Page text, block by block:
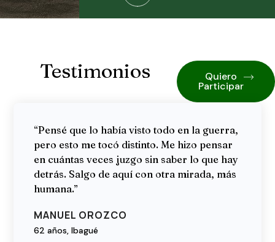
Testimonios Quiero
Participar
“Pensé que lo había visto todo en la guerra,
pero esto me tocó distinto. Me hizo pensar
en cuántas veces juzgo sin saber lo que hay
detrás. Salgo de aquí con otra mirada, más
humana.”
MANUEL OROZCO
62 años, Ibagué